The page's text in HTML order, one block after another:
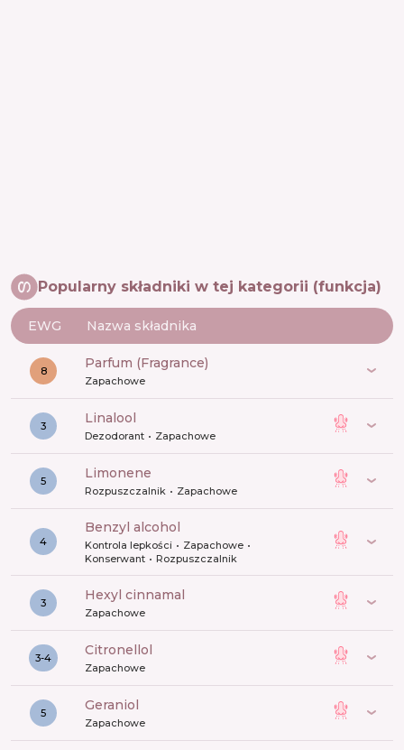
Popularny składniki w tej kategorii (funkcja)
EWG Nazwa składnika
8 Parfum (Fragrance)
Zapachowe
3 linalool
Dezodorant Zapachowe
5 limonene
Rozpuszczalnik Zapachowe
4
benzyl alcohol
Kontrola lepkości
Zapachowe
Konserwant
Rozpuszczalnik
3 hexyl cinnamal
Zapachowe
3-4 citronellol
Zapachowe
5 geraniol
Zapachowe